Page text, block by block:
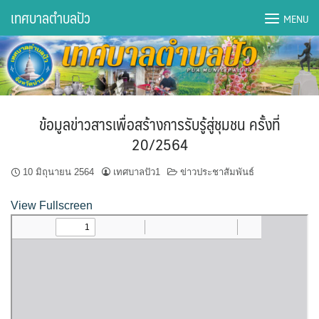
content
DWQA Ask Question
DWQA Questions
กองการศึกษา
กองคลัง
กองช่าง
กองยุทธศาสตร์และงบประมาณ
เทศบาลตำบลปัว MENU
ข้อมูลข่าวสารเพื่อสร้างการรับรู้สู่ชุมชน ครั้งที่
20/2564
10 มิถุนายน 2564 เทศบาลปัว1 ข่าวประชาสัมพันธ์
View Fullscreen